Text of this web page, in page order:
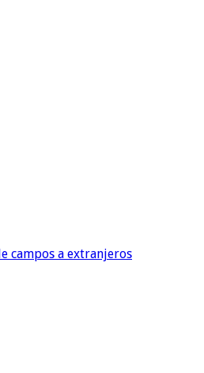
campos a extranjeros